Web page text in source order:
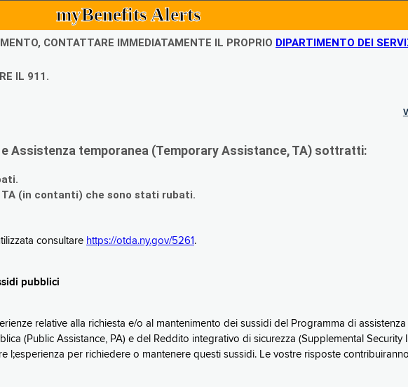
myBenefits Alerts
CONTATTARE IMMEDIATAMENTE IL PROPRIO DIPARTIMENTO DEI
IL 911.
Assistenza temporanea (Temporary Assistance, TA) sottratti:
(in contanti) che sono stati rubati.
consultare https://otda.ny.gov/5261 .
pubblici
relative alla richiesta e/o al mantenimento dei sussidi del Programma di
(Public Assistance, PA) e del Reddito integrativo di sicurezza (Supplemental Security
l;esperienza per richiedere o mantenere questi sussidi. Le vostre risposte